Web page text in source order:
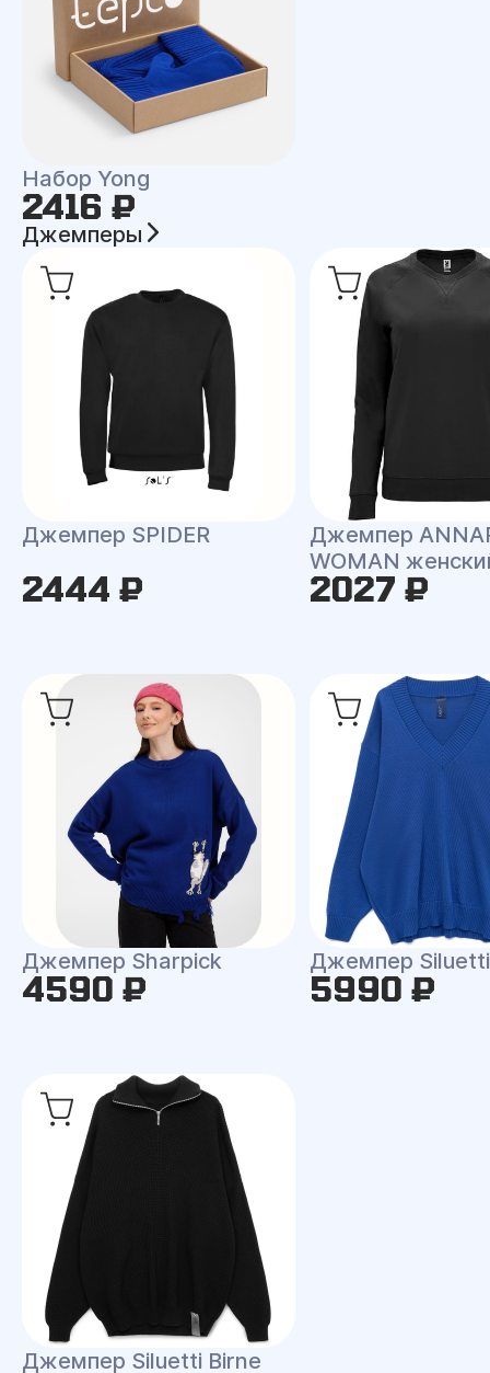
Набор Yong
2416 ₽
Джемперы
Джемпер SPIDER
2444 ₽
Джемпер
WOMAN
2027 ₽
Джемпер Sharpick
4590 ₽
Джемпер
5990 ₽
Джемпер Siluetti Birne